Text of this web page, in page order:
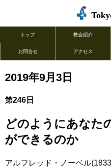
トップ 教会紹介
お問合せ アクセス
2019年9月3日
第246日
どのようにあなた
ができるのか
アルフレッド・ノーベル